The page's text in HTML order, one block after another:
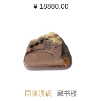
¥ 18880.00
国藩溪砚 藏书楼